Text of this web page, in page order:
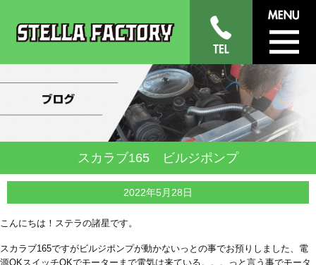
スカラブ165 ビルジポンプ
2022年5月28日
こんにちは！ステラの諸星です。
スカラブ165ですがビルジポンプが動かないっとの事でお預りしました、電
源OKスイッチOKでモーターまで電気は来ている。。。っと言う事でモータ